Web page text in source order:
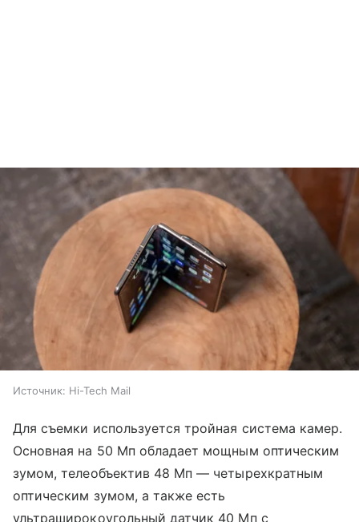
Источник: Hi-Tech Mail
Для съемки используется тройная система камер.
Основная на 50 Мп обладает мощным оптическим
зумом, телеобъектив 48 Мп — четырехкратным
оптическим зумом, а также есть
ультраширокоугольный датчик 40 Мп с